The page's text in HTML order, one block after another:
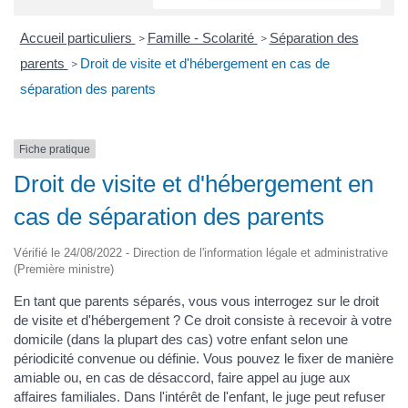
Accueil particuliers > Famille - Scolarité > Séparation des
parents > Droit de visite et d'hébergement en cas de
séparation des parents
Fiche pratique
Droit de visite et d'hébergement en
cas de séparation des parents
Vérifié le 24/08/2022 - Direction de l'information légale et administrative
(Première ministre)
En tant que parents séparés, vous vous interrogez sur le droit
de visite et d'hébergement ? Ce droit consiste à recevoir à votre
domicile (dans la plupart des cas) votre enfant selon une
périodicité convenue ou définie. Vous pouvez le fixer de manière
amiable ou, en cas de désaccord, faire appel au juge aux
affaires familiales. Dans l'intérêt de l'enfant, le juge peut refuser